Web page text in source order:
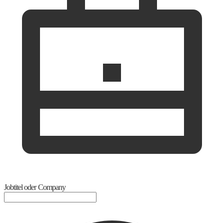
Jobtitel oder Company